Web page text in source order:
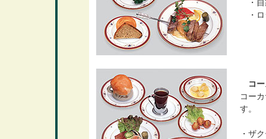
・自
・ロ
コー
コー
す。
・ザ